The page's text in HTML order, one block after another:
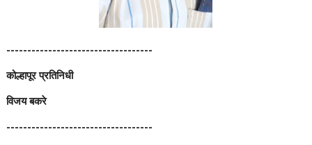
-----------------------------------
कोल्हापूर प्रतिनिधी
विजय बकरे
-----------------------------------